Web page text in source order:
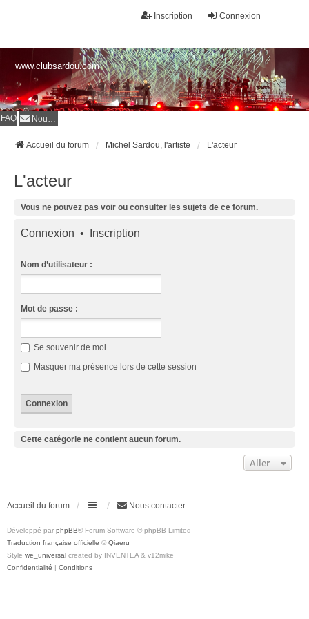
Connexion
Inscription
www.clubsardou.com
FAQ Nous contacter
Accueil du forum Michel Sardou, l'artiste L'acteur
L'acteur
Vous ne pouvez pas voir ou consulter les sujets de ce forum.
Connexion • Inscription
Nom d’utilisateur :
Mot de passe :
Se souvenir de moi
Masquer ma présence lors de cette session
Cette catégorie ne contient aucun forum.
Aller
Accueil du forum Nous contacter
Développé par phpBB® Forum Software © phpBB Limited
Traduction française officielle © Qiaeru
Style we_universal created by INVENTEA & v12mike
Confidentialité | Conditions